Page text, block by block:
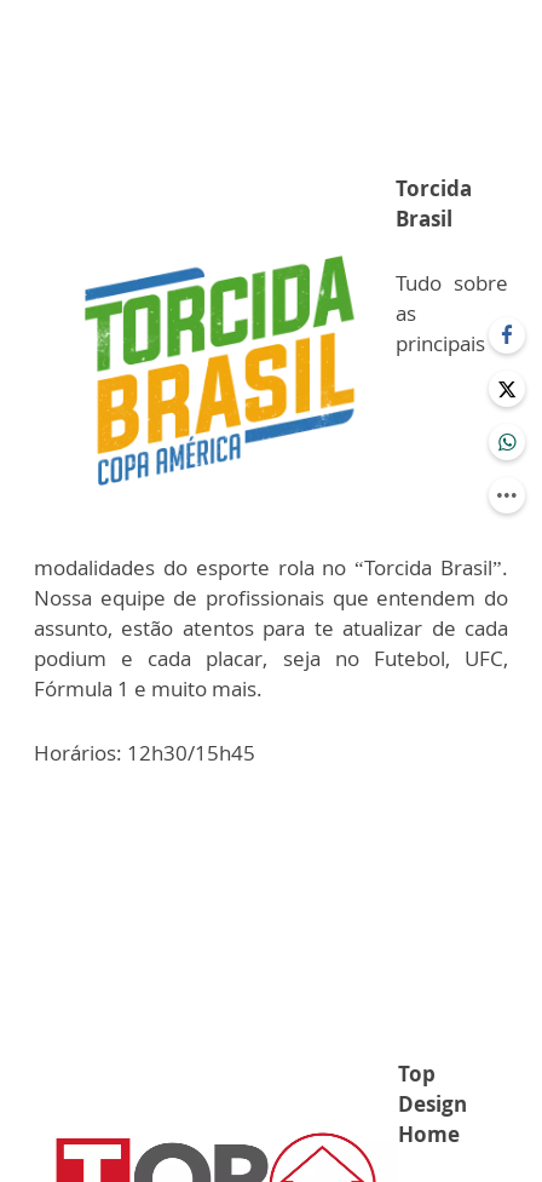
Torcida
Brasil
Tudo sobre
as
principais
modalidades do esporte rola no “Torcida Brasil”.
Nossa equipe de profissionais que entendem do
assunto, estão atentos para te atualizar de cada
podium e cada placar, seja no Futebol, UFC,
Fórmula 1 e muito mais.
Horários: 12h30/15h45
Top
Design
Home